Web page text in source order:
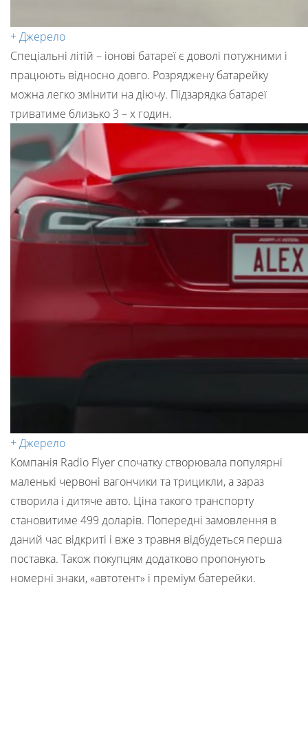
+ Джерело
Спеціальні літій – іонові батареї є доволі потужними і
працюють відносно довго. Розряджену батарейку
можна легко змінити на діючу. Підзарядка батареї
триватиме близько 3 – х годин.
+ Джерело
Компанія Radio Flyer спочатку створювала популярні
маленькі червоні вагончики та трицикли, а зараз
створила і дитяче авто. Ціна такого транспорту
становитиме 499 доларів. Попередні замовлення в
даний час відкриті і вже з травня відбудеться перша
поставка. Також покупцям додатково пропонують
номерні знаки, «автотент» і преміум батерейки.